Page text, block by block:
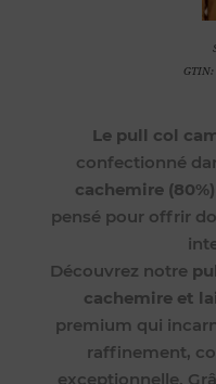
GTIN:
Le pull col
confectionné
cachemire
pensé pour offrir
Découvrez notre
cachemire et
premium qui
raffinement,
exceptionnelle.